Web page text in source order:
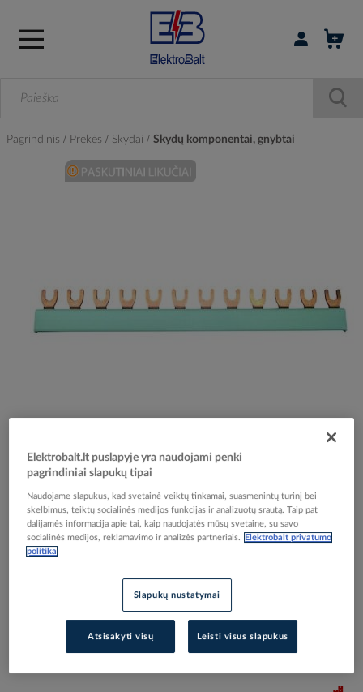
Prisijungti /
Pagrindinis Prekės Skydai Skydų komponentai, gnybtai
images
gallery
the
beginning
the
images
gallery
xxx Šyna komutacinė 3P 10mm2 12 modulių šakutė
PPS210312GG - PROTEC
Elektrobalt prekės kodas
Prisijunkite, norėdami pamatyti kainas
Elektrobalt.lt puslapyje yra naudojami penki
pagrindiniai slapukų tipai
Naudojame slapukus, kad svetainė veiktų tinkamai, suasmenintų turinį bei
skelbimus, teiktų socialinės medijos funkcijas ir analizuotų srautą. Taip pat
dalijamės informacija apie tai, kaip naudojatės mūsų svetaine, su savo
socialinės medijos, reklamavimo ir analizės partneriais.
Elektrobalt privatumo
politika
Slapukų nustatymai
Atsisakyti visų Leisti visus slapukus